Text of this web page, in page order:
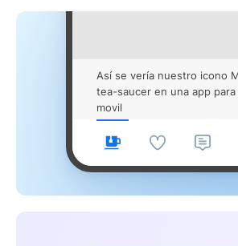
Así se vería nuestro icono
tea-saucer en una app para
movil